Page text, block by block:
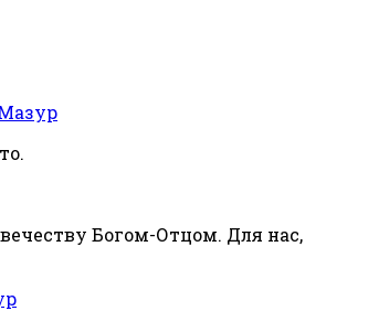
Богом-Отцом. Для нас,